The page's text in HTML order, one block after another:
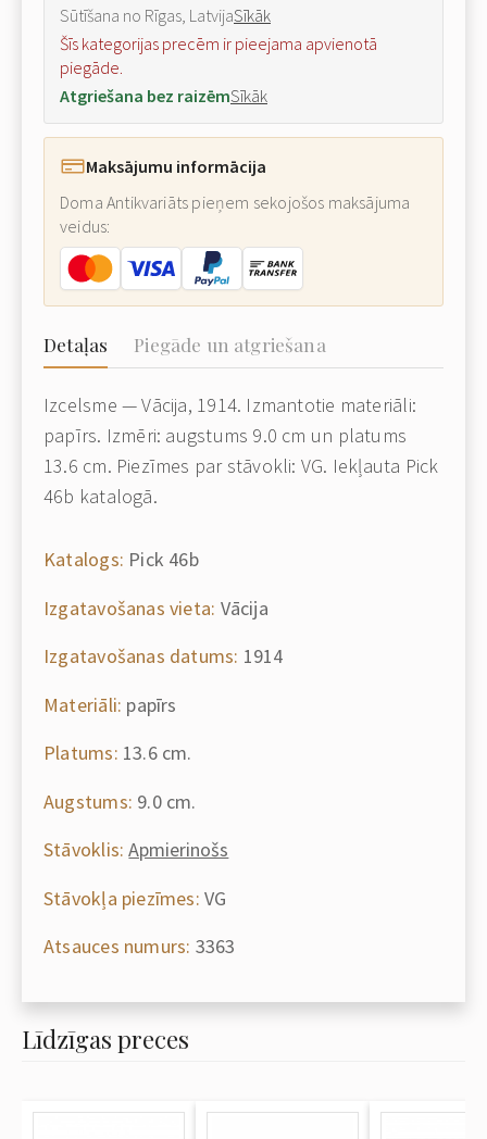
Sūtīšana no Rīgas, LatvijaSīkāk
Šīs kategorijas precēm ir pieejama apvienotā
piegāde.
Atgriešana bez raizēmSīkāk
Maksājumu informācija
Doma Antikvariāts pieņem sekojošos maksājuma
veidus:
Detaļas Piegāde un atgriešana
Izcelsme — Vācija, 1914. Izmantotie materiāli:
papīrs. Izmēri: augstums 9.0 cm un platums
13.6 cm. Piezīmes par stāvokli: VG. Iekļauta Pick
46b katalogā.
Katalogs: Pick 46b
Izgatavošanas vieta: Vācija
Izgatavošanas datums: 1914
Materiāli: papīrs
Platums: 13.6 cm.
Augstums: 9.0 cm.
Stāvoklis: Apmierinošs
Stāvokļa piezīmes: VG
Atsauces numurs: 3363
Līdzīgas preces